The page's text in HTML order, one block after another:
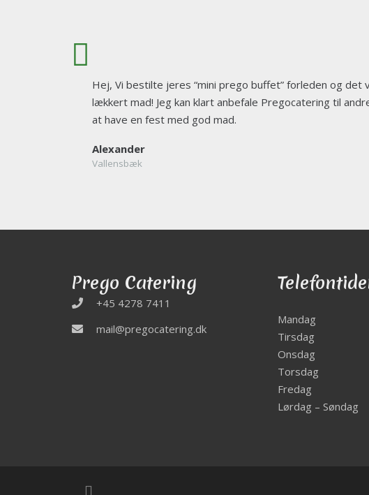
Hej, Vi bestilte jeres “mini prego buffet” forleden og det
lækkert mad! Jeg kan klart anbefale Pregocatering til
at have en fest med god mad.
Alexander
Vallensbæk
Prego Catering
+45 4278 7411
mail@pregocatering.dk
Mandag
Tirsdag
Onsdag
Torsdag
Fredag
Lørdag – Søndag